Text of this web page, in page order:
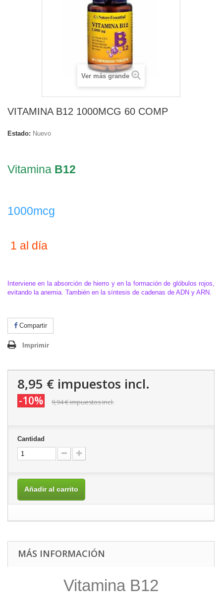
Ver más grande
VITAMINA B12 1000MCG 60 COMP
Estado: Nuevo
Vitamina B12
1000mcg
1 al día
Interviene en la absorción de hierro y en la formación de glóbulos rojos,
evitando la anemia. También en la síntesis de cadenas de ADN y ARN.
Compartir
Imprimir
8,95 € impuestos incl.
-10% 9,94 €impuestos incl.
Cantidad
Añadir al carrito
MÁS INFORMACIÓN
Vitamina B12